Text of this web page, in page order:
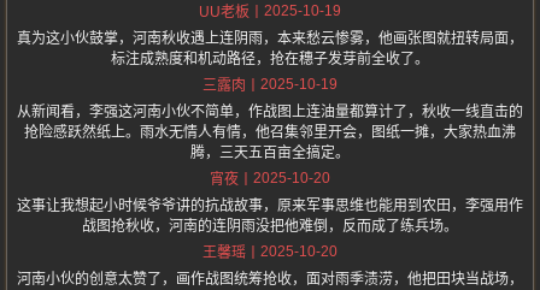
UU老板
2025-10-19
真为这小伙鼓掌，河南秋收遇上连阴雨，本来愁云惨雾，他画张图就扭转局面，
标注成熟度和机动路径，抢在穗子发芽前全收了。
三露肉
2025-10-19
从新闻看，李强这河南小伙不简单，作战图上连油量都算计了，秋收一线直击的
抢险感跃然纸上。雨水无情人有情，他召集邻里开会，图纸一摊，大家热血沸
腾，三天五百亩全搞定。
宵夜
2025-10-20
这事让我想起小时候爷爷讲的抗战故事，原来军事思维也能用到农田，李强用作
战图抢秋收，河南的连阴雨没把他难倒，反而成了练兵场。
王馨瑶
2025-10-20
河南小伙的创意太赞了，画作战图统筹抢收，面对雨季渍涝，他把田块当战场，